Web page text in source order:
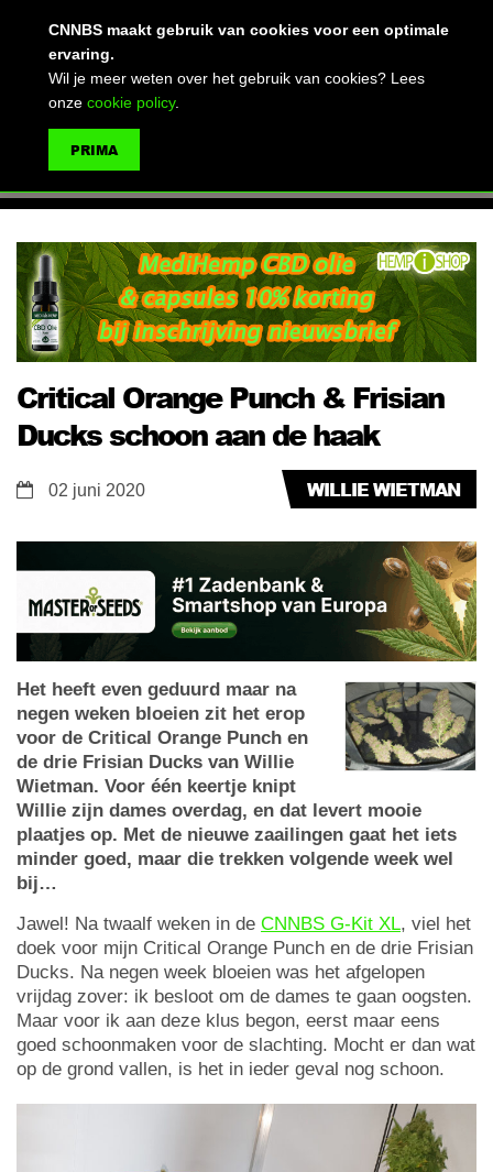
Critical Orange Punch & Frisian
Ducks schoon aan de haak
WILLIE WIETMAN
02 juni 2020
Het heeft even geduurd maar na
negen weken bloeien zit het erop
voor de Critical Orange Punch en
de drie Frisian Ducks van Willie
Wietman. Voor één keertje knipt
Willie zijn dames overdag, en dat levert mooie
plaatjes op. Met de nieuwe zaailingen gaat het iets
minder goed, maar die trekken volgende week wel
bij…
Jawel! Na twaalf weken in de CNNBS G-Kit XL, viel het
doek voor mijn Critical Orange Punch en de drie Frisian
Ducks. Na negen week bloeien was het afgelopen
vrijdag zover: ik besloot om de dames te gaan oogsten.
Maar voor ik aan deze klus begon, eerst maar eens
goed schoonmaken voor de slachting. Mocht er dan wat
op de grond vallen, is het in ieder geval nog schoon.
CNNBS maakt gebruik van cookies voor een optimale
ervaring.
Wil je meer weten over het gebruik van cookies? Lees
onze cookie policy.
PRIMA